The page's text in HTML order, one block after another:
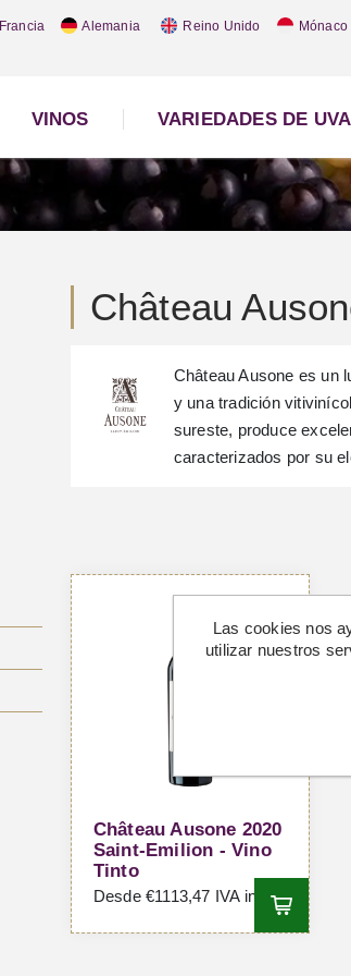
Francia Alemania Reino Unido Mónaco
VINOS VARIEDADES DE UVA
Château
Château Ausone es un
y una tradición
sureste, produce
caracterizados por su
Château Ausone 2020
Saint-Emilion - Vino
Tinto
Desde €1113,47 IVA incl.
Las cookies nos
utilizar nuestros